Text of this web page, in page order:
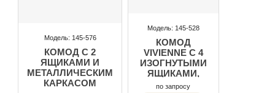
Модель: 145-576
КОМОД С 2
ЯЩИКАМИ И
МЕТАЛЛИЧЕСКИМ
КАРКАСОМ
Модель: 145-528
КОМОД
VIVIENNE С 4
ИЗОГНУТЫМИ
ЯЩИКАМИ,
ОТДЕЛКА:
по запросу